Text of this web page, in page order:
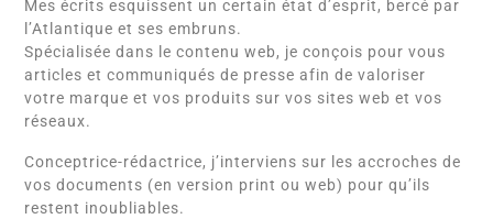
Mes écrits esquissent un certain état d’esprit, bercé par
l’Atlantique et ses embruns.
Spécialisée dans le contenu web, je conçois pour vous
articles et communiqués de presse afin de valoriser
votre marque et vos produits sur vos sites web et vos
réseaux.
Conceptrice-rédactrice, j’interviens sur les accroches de
vos documents (en version print ou web) pour qu’ils
restent inoubliables.